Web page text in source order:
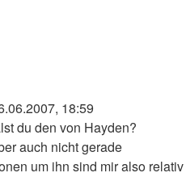
18:59
du den von Hayden?
auch nicht gerade
um ihn sind mir also relativ